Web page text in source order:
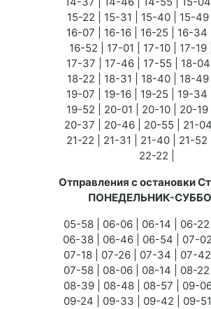
15-22 | 15-31 | 15-40 | 15-
16-07 | 16-16 | 16-25 | 16-
16-52 | 17-01 | 17-10 | 17-19
17-37 | 17-46 | 17-55 | 18-
18-22 | 18-31 | 18-40 | 18-
19-07 | 19-16 | 19-25 | 19-
19-52 | 20-01 | 20-10 | 20-
20-37 | 20-46 | 20-55 | 21-
21-22 | 21-31 | 21-40 | 21-
22-22 |
Отправления с остановки
ПОНЕДЕЛЬНИК-
05-58 | 06-06 | 06-14 | 06-
06-38 | 06-46 | 06-54 | 07-
07-18 | 07-26 | 07-34 | 07-
07-58 | 08-06 | 08-14 | 08-
08-39 | 08-48 | 08-57 | 09-
09-24 | 09-33 | 09-42 | 09-